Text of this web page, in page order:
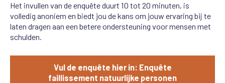
Het invullen van de enquête duurt 10 tot 20 minuten, is
volledig anoniem en biedt jou de kans om jouw ervaring bij te
laten dragen aan een betere ondersteuning voor mensen met
schulden.
Vul de enquête hier in: Enquête
faillissement natuurlijke personen